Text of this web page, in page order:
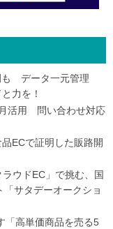
も データ一元管理
力を！
活用 問い合わせ対応
ECで証明した販路開
ウドEC」で挑む、国
サタデーオークショ
「高単価商品を売る5